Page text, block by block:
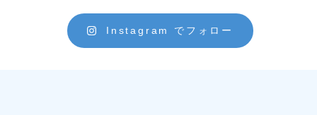
Instagram でフォロー